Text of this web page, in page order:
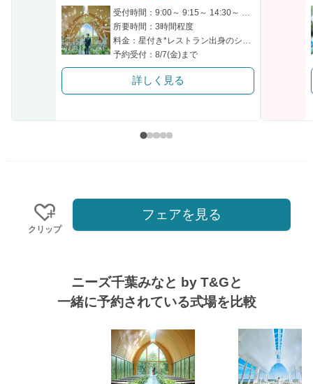
受付時間：9:00～ 9:15～ 14:30～ 14:45～ 18:00～
所要時間：3時間程度
料金：星付き*レストラン出身のシェフ特製の豪華試食を無料で♪
予約受付：8/7(金)まで
詳しく見る
クリップ
フェアを見る
ニーズ千葉みなと by T&Gと
一緒に予約されている式場を比較